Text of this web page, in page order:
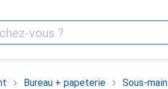
Bureau + papeterie Sous-main